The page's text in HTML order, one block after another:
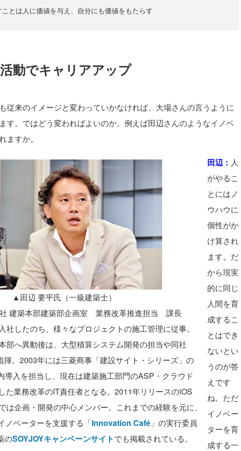
ことは人に価値を与え、自分にも価値をもたらす
動でキャリアアップ
従来のイメージと変わっていかなければ、大場さんの言うように
す。ではどう変わればよいのか。例えば田辺さんのようなイノベ
ますか。
▲田辺 要平氏（一級建築士）
建築本部建築部企画室 業務改革推進担当 課長
社したのち、様々なプロジェクトの施工管理に従事。
部へ異動後は、大型積算システム開発の担当や同社
揮。2003年には三菱商事「建設サイト・シリーズ」の
導入を担当し、現在は建築施工部門のASP・クラウド
た業務改革のIT責任者となる。2011年リリースのiOS
は企画・開発の中心メンバー。これまでの経験を元に、
ノベーターを支援する「Innovation Café 」の実行委員
のSOYJOYキャンペーンサイトでも掲載されている。
田辺： 人
がやるこ
とにはノ
ウハウに
個性がか
け算され
ます。だ
から現実
的に同じ
人間を育
成するこ
とはでき
ないとい
うのが答
えです
ね。ただ
イノベー
ターを育
成する一